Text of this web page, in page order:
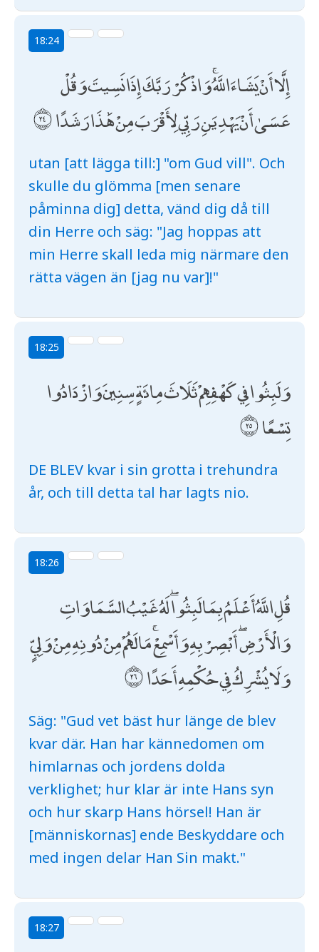
18:24
إِلَّا أَنْ يَشَاءَ اللَّهُ ۚ وَاذْكُرْ رَبَّكَ إِذَا نَسِيتَ وَقُلْ
عَسَىٰ أَنْ يَهْدِيَنِ رَبِّي لِأَقْرَبَ مِنْ هَٰذَا رَشَدًا
utan [att lägga till:] "om Gud vill". Och
skulle du glömma [men senare
påminna dig] detta, vänd dig då till
din Herre och säg: "Jag hoppas att
min Herre skall leda mig närmare den
rätta vägen än [jag nu var]!"
18:25
وَلَبِثُوا فِي كَهْفِهِمْ ثَلَاثَ مِائَةٍ سِنِينَ وَازْدَادُوا
تِسْعًا
DE BLEV kvar i sin grotta i trehundra
år, och till detta tal har lagts nio.
18:26
قُلِ اللَّهُ أَعْلَمُ بِمَا لَبِثُوا ۖ لَهُ غَيْبُ السَّمَاوَاتِ
وَالْأَرْضِ ۖ أَبْصِرْ بِهِ وَأَسْمِعْ ۚ مَا لَهُمْ مِنْ دُونِهِ مِنْ وَلِيٍّ
وَلَا يُشْرِكُ فِي حُكْمِهِ أَحَدًا
Säg: "Gud vet bäst hur länge de blev
kvar där. Han har kännedomen om
himlarnas och jordens dolda
verklighet; hur klar är inte Hans syn
och hur skarp Hans hörsel! Han är
[människornas] ende Beskyddare och
med ingen delar Han Sin makt."
18:27